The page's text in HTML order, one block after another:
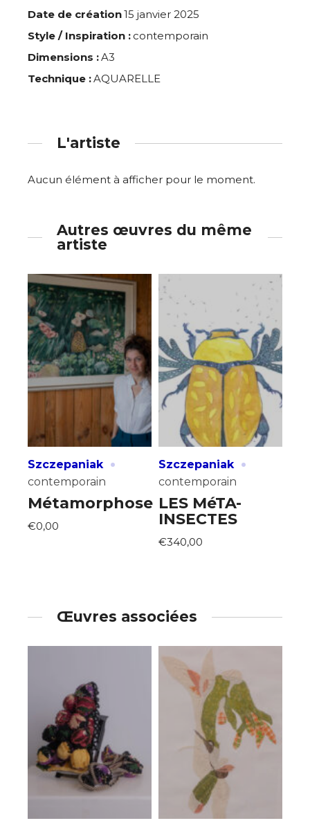
Date de création15 janvier 2025
Style / Inspiration : contemporain
Dimensions :A3
Technique :AQUARELLE
L'artiste
Aucun élément à afficher pour le moment.
Autres œuvres du même
artiste
Szczepaniak ·
contemporain
Métamorphose
€0,00
Szczepaniak ·
contemporain
LES MéTA-
INSECTES
€340,00
Œuvres associées